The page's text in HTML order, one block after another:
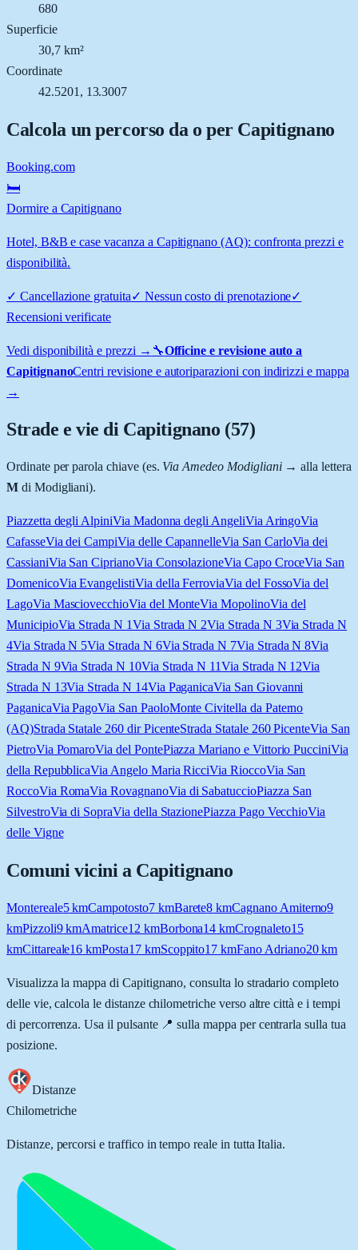
680
Superficie
30,7 km²
Coordinate
42.5201, 13.3007
Calcola un percorso da o per Capitignano
Booking.com
🛏️
Dormire a Capitignano
Hotel, B&B e case vacanza a Capitignano (AQ): confronta prezzi e
disponibilità.
✓ Cancellazione gratuita✓ Nessun costo di prenotazione✓
Recensioni verificate
Vedi disponibilità e prezzi → 🔧Officine e revisione auto a
CapitignanoCentri revisione e autoriparazioni con indirizzi e mappa
→
Strade e vie di Capitignano (57)
Ordinate per parola chiave (es. Via Amedeo Modigliani→ alla lettera
Mdi Modigliani).
Piazzetta degli AlpiniVia Madonna degli AngeliVia AringoVia
CafasseVia dei CampiVia delle CapannelleVia San CarloVia dei
CassianiVia San CiprianoVia ConsolazioneVia Capo CroceVia San
DomenicoVia EvangelistiVia della FerroviaVia del FossoVia del
LagoVia MasciovecchioVia del MonteVia MopolinoVia del
MunicipioVia Strada N 1Via Strada N 2Via Strada N 3Via Strada N
4Via Strada N 5Via Strada N 6Via Strada N 7Via Strada N 8Via
Strada N 9Via Strada N 10Via Strada N 11Via Strada N 12Via
Strada N 13Via Strada N 14Via PaganicaVia San Giovanni
PaganicaVia PagoVia San PaoloMonte Civitella da Paterno
(AQ)Strada Statale 260 dir PicenteStrada Statale 260 PicenteVia San
PietroVia PomaroVia del PontePiazza Mariano e Vittorio PucciniVia
della RepubblicaVia Angelo Maria RicciVia RioccoVia San
RoccoVia RomaVia RovagnanoVia di SabatuccioPiazza San
SilvestroVia di SopraVia della StazionePiazza Pago VecchioVia
delle Vigne
Comuni vicini a Capitignano
Montereale5kmCampotosto7kmBarete8 kmCagnano Amiterno9
kmPizzoli9kmAmatrice12 kmBorbona14 kmCrognaleto15
kmCittareale16 kmPosta17kmScoppito17 kmFano Adriano20km
Visualizza la mappa di Capitignano, consulta lo stradario completo
delle vie, calcola le distanze chilometriche verso altre città e i tempi
di percorrenza. Usa il pulsante 📍 sulla mappa per centrarla sulla tua
posizione.
Distanze
Chilometriche
Distanze, percorsi e traffico in tempo reale in tutta Italia.